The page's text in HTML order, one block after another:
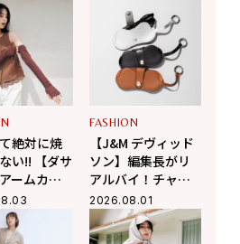
絶対に焼
い!! 【ダサ
ームカバ
デ術3選】
FASHION
【J&M デヴィッド
ソン】編集長がリ
アルバイ！チャー
ムにもなるメガネ
ケースがこの夏大
活躍の予感
2026.08.01